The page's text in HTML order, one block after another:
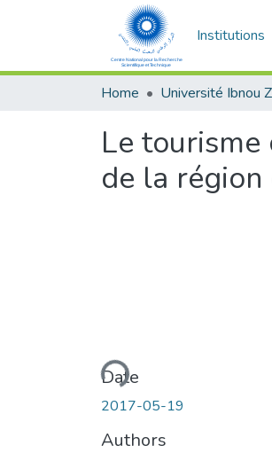
Institutions
Home
Le
de la
Loading...
Date
2017-05-19
Authors